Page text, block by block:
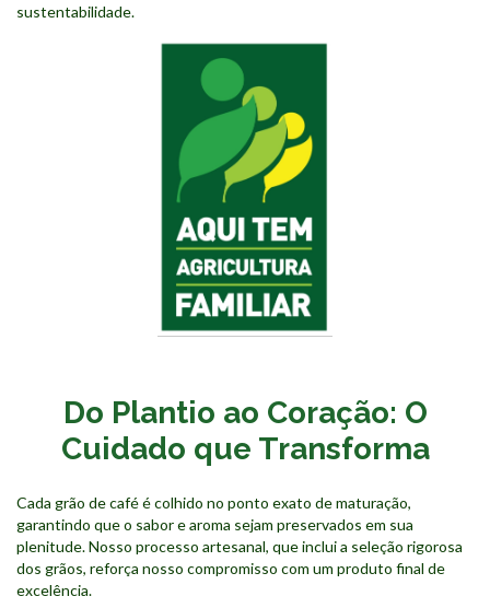
sustentabilidade.
Do Plantio ao Coração: O
Cuidado que Transforma
Cada grão de café é colhido no ponto exato de maturação,
garantindo que o sabor e aroma sejam preservados em sua
plenitude. Nosso processo artesanal, que inclui a seleção rigorosa
dos grãos, reforça nosso compromisso com um produto final de
excelência.